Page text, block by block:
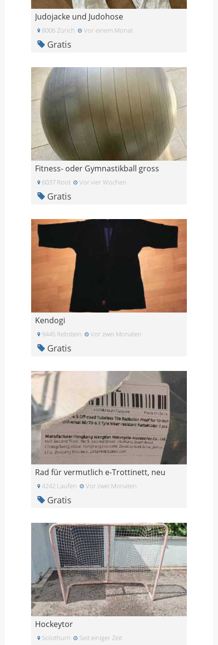
Judojacke und Judohose
8006 Zürich Vor einem Monat
Gratis
Fitness- oder Gymnastikball gross
6037 Root Vor vier Wochen
Gratis
Kendogi
9445 Rebstein Vor zwei Monaten
Gratis
Rad für vermutlich e-Trottinett, neu
4242 Laufen Vor zwei Monaten
Gratis
Hockeytor
Solothurn Seit einiger Zeit